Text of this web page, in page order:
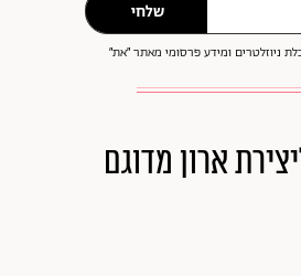
שלחי
ניוזלטרים ומידע פרסומי מאתר ״את״
ארון מדוגם